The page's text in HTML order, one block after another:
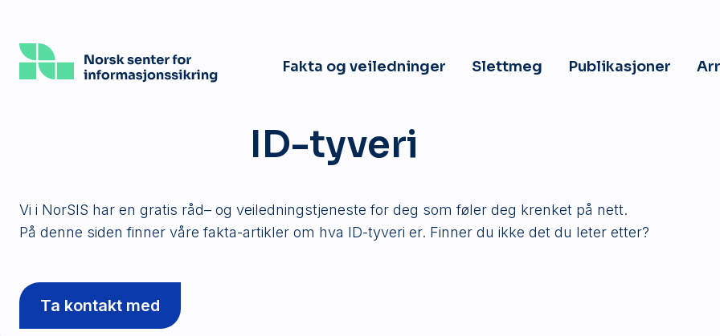
hovedinnhold
Fakta og veiledninger Slettmeg Publikasjoner
ID-tyveri
Vi i NorSIS har en gratis råd– og veiledningstjeneste for deg som føler deg krenket på nett.
På denne siden finner våre fakta-artikler om hva ID-tyveri er. Finner du ikke det du leter etter?
Ta kontakt med